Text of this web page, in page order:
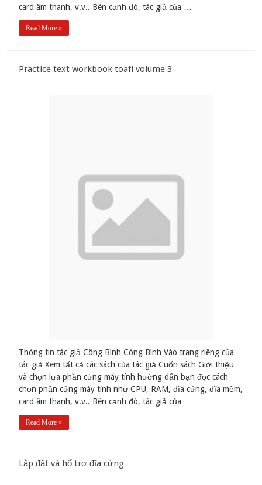
card âm thanh, v.v.. Bên cạnh đó, tác giả của …
Read More »
Practice text workbook toafl volume 3
Thông tin tác giả Công Bình Công Bình Vào trang riêng của
tác giả Xem tất cả các sách của tác giả Cuốn sách Giới thiệu
và chọn lựa phần cứng máy tính hướng dẫn bạn đọc cách
chọn phần cứng máy tính như CPU, RAM, đĩa cứng, đĩa mềm,
card âm thanh, v.v.. Bên cạnh đó, tác giả của …
Read More »
Lắp đặt và hổ trợ đĩa cứng